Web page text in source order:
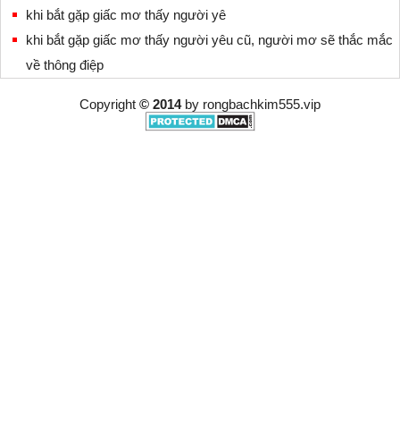
khi bắt gặp giấc mơ thấy người yê
khi bắt gặp giấc mơ thấy người yêu cũ, người mơ sẽ thắc mắc
về thông điệp
Copyright © 2014by rongbachkim555.vip